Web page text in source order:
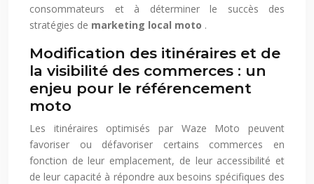
consommateurs et à déterminer le succès des
stratégies de marketing local moto .
Modification des itinéraires et de
la visibilité des commerces : un
enjeu pour le référencement
moto
Les itinéraires optimisés par Waze Moto peuvent
favoriser ou défavoriser certains commerces en
fonction de leur emplacement, de leur accessibilité et
de leur capacité à répondre aux besoins spécifiques des